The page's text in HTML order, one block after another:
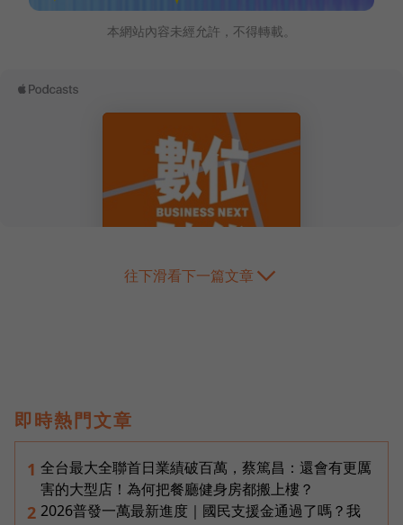
本網站內容未經允許，不得轉載。
往下滑看下一篇文章
即時熱門文章
1 全台最大全聯首日業績破百萬，蔡篤昌：還會有更厲
害的大型店！為何把餐廳健身房都搬上樓？
2 2026普發一萬最新進度｜國民支援金通過了嗎？我